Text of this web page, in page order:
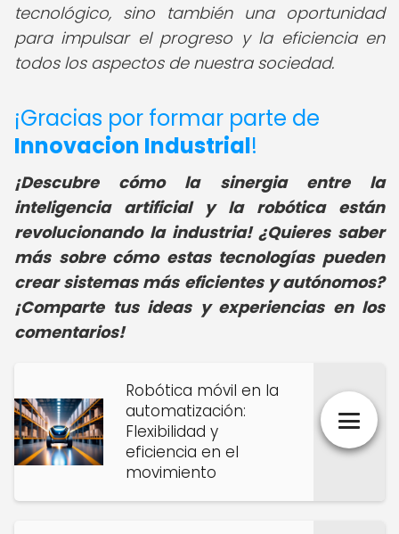
tecnológico, sino también una oportunidad
para impulsar el progreso y la eficiencia en
todos los aspectos de nuestra sociedad.
¡Gracias por formar parte de
Innovacion Industrial!
¡Descubre cómo la sinergia entre la
inteligencia artificial y la robótica están
revolucionando la industria! ¿Quieres saber
más sobre cómo estas tecnologías pueden
crear sistemas más eficientes y autónomos?
¡Comparte tus ideas y experiencias en los
comentarios!
Robótica móvil en la
automatización:
Flexibilidad y
eficiencia en el
movimiento